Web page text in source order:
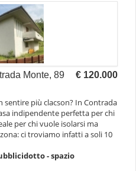
Monte, 89 € 120.000
sentire più clacson? In Contrada
indipendente perfetta per chi
per chi vuole isolarsi ma
ci troviamo infatti a soli 10
- spazio